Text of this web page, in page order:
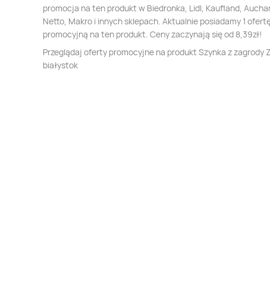
promocja na ten produkt w Biedronka, Lidl, Kaufland,
Netto, Makro i innych sklepach. Aktualnie posiadamy 1
promocyjną na ten produkt. Ceny zaczynają się od 8,39zł!
Przeglądaj oferty promocyjne na produkt Szynka z zagrody
białystok